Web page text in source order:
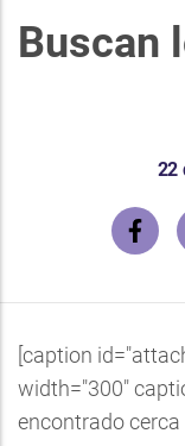
Buscan
22
[caption
width="300"
encontrado cerca